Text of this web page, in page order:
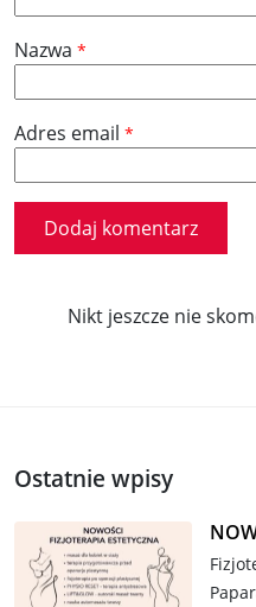
Nazwa *
Adres email *
Nikt jeszcze nie
Ostatnie wpisy